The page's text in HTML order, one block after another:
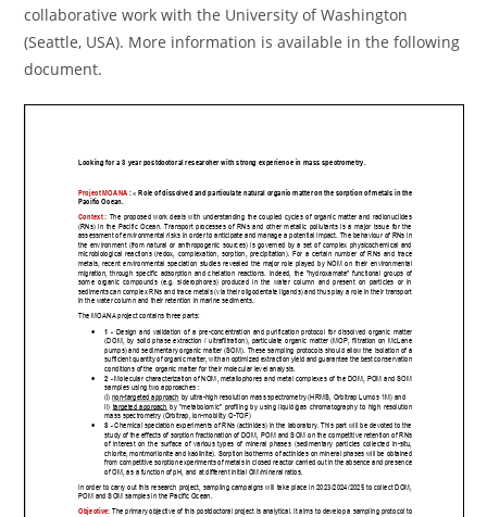
collaborative work with the University of Washington
(Seattle, USA). More information is available in the following
document.